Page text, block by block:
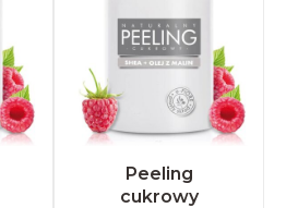
Peeling
cukrowy